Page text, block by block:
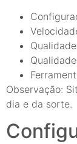
Observação:
dia e da sorte.